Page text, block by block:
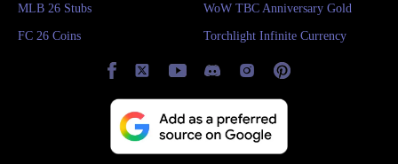
MLB 26 Stubs WoW TBC Anniversary Gold
FC 26 Coins Torchlight Infinite Currency